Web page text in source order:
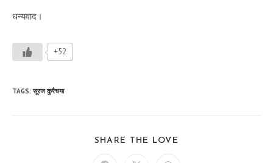
धन्यवाद।
+52
TAGS: सूरज कुरैचया
SHARE THE LOVE